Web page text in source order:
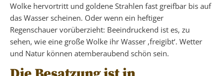
Wolke hervortritt und goldene Strahlen fast greifbar bis auf
das Wasser scheinen. Oder wenn ein heftiger
Regenschauer vorüberzieht: Beeindruckend ist es, zu
sehen, wie eine große Wolke ihr Wasser ‚freigibt‘. Wetter
und Natur können atemberaubend schön sein.